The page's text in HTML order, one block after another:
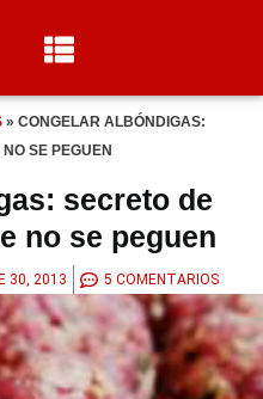
» CONGELAR ALBÓNDIGAS:
SE PEGUEN
secreto de
no se peguen
30, 2013 5 COMENTARIOS